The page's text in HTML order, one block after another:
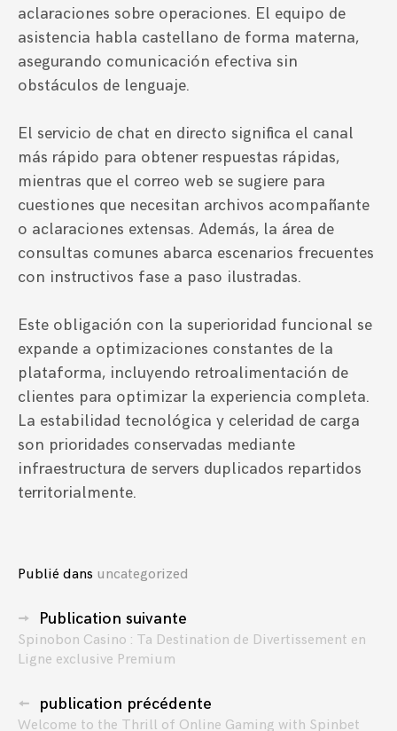
aclaraciones sobre operaciones. El equipo de
asistencia habla castellano de forma materna,
asegurando comunicación efectiva sin
obstáculos de lenguaje.
El servicio de chat en directo significa el canal
más rápido para obtener respuestas rápidas,
mientras que el correo web se sugiere para
cuestiones que necesitan archivos acompañante
o aclaraciones extensas. Además, la área de
consultas comunes abarca escenarios frecuentes
con instructivos fase a paso ilustradas.
Este obligación con la superioridad funcional se
expande a optimizaciones constantes de la
plataforma, incluyendo retroalimentación de
clientes para optimizar la experiencia completa.
La estabilidad tecnológica y celeridad de carga
son prioridades conservadas mediante
infraestructura de servers duplicados repartidos
territorialmente.
Publié dans uncategorized
Navigation
des
Publication suivante
Spinobon Casino : Ta Destination de Divertissement en
Ligne exclusive Premium
publication précédente
Welcome to the Thrill of Online Gaming with Spinbet